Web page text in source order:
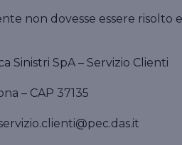
non dovesse essere
Sinistri SpA – Servizio Clienti
– CAP 37135